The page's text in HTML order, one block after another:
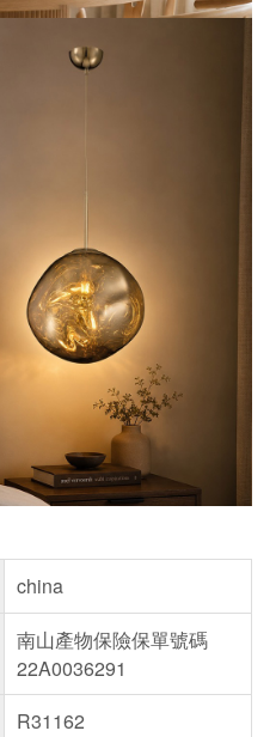
china
南山產物保險保單號碼
22A0036291
R31162